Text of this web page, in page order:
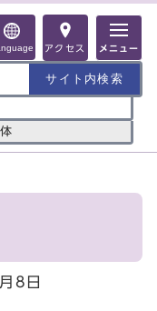
アクセス メニュー
8日